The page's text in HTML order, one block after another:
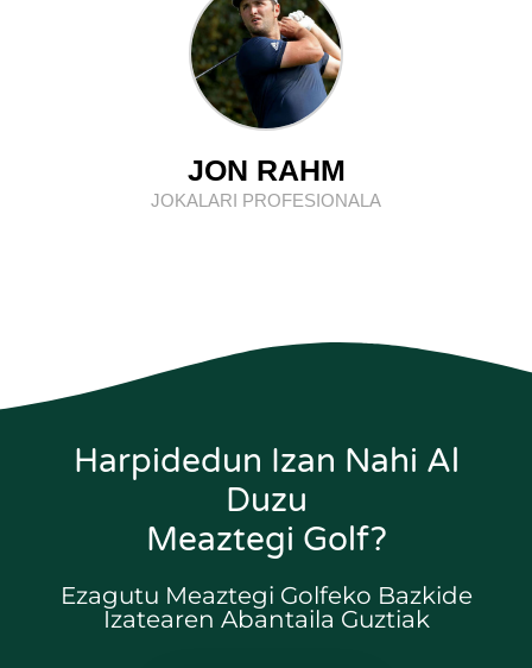
JON RAHM
JOKALARI PROFESIONALA
Harpidedun Izan Nahi Al
Duzu
Meaztegi Golf?
Ezagutu Meaztegi Golfeko Bazkide
Izatearen Abantaila Guztiak